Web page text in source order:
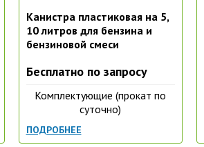
Канистра пластиковая на 5,
10 литров для бензина и
бензиновой смеси
Бесплатно по запросу
Комплектующие (прокат по
суточно)
ПОДРОБНЕЕ